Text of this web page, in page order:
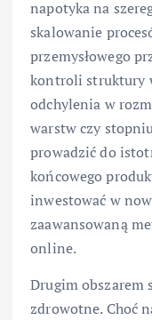
napotyka na
skalowanie
przemysłowego
kontroli struktury
odchylenia w
warstw czy
prowadzić do
końcowego
inwestować w
zaawansowaną
online.
Drugim obszarem
zdrowotne. Choć